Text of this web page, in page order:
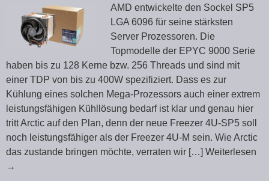
AMD entwickelte den Sockel SP5
LGA 6096 für seine stärksten
Server Prozessoren. Die
Topmodelle der EPYC 9000 Serie
haben bis zu 128 Kerne bzw. 256 Threads und sind mit
einer TDP von bis zu 400W spezifiziert. Dass es zur
Kühlung eines solchen Mega-Prozessors auch einer extrem
leistungsfähigen Kühllösung bedarf ist klar und genau hier
tritt Arctic auf den Plan, denn der neue Freezer 4U-SP5 soll
noch leistungsfähiger als der Freezer 4U-M sein. Wie Arctic
das zustande bringen möchte, verraten wir […] Weiterlesen
→